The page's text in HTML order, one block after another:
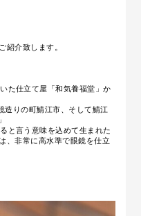
紹介致します。
た仕立て屋「和気養福堂」か
造りの町鯖江市、そして鯖江
と言う意味を込めて生まれた
、非常に高水準で眼鏡を仕立